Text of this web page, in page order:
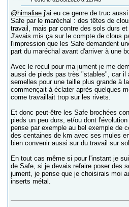
@himaliae j'ai eu ce genre de truc
Safe par le maréchal : des têtes de
travail, mais par contre des sols durs et
J'avais mis ça sur le compte de clous
l'impression que les Safe demandent
part du maréchal avant d'arriver à une
Avec le recul pour ma jument je me
aussi de pieds pas très "stables", car il
semelles pour une taille plus grande à
commençait à éclater après quelques
corne travaillait trop sur les rivets.
Et donc peut-être les Safe brochées
pieds un peu durs, et/ou dont
pense par exemple au bel exemple de
des centaines de km avec ses mules
bien convenir aussi sur du travail sur
En tout cas même si pour l'instant je
de Safe, si je devais refaire poser des
jument, je pense que je choisirais moi
inserts métal.